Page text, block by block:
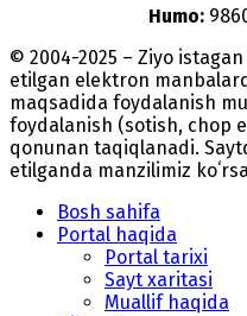
Humo:
© 2004-2025 – Ziyo
etilgan elektron
maqsadida foydalanish
foydalanish (sotish, chop
qonunan taqiqlanadi.
etilganda manzilimiz
Bosh sahifa
Portal haqida
Portal tarixi
Sayt xaritasi
Muallif haqida